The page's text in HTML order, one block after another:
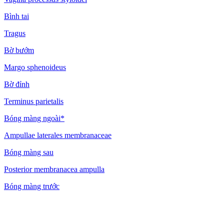
Bình tai
Tragus
Bờ bướm
Margo sphenoideus
Bờ đỉnh
Terminus parietalis
Bóng màng ngoài*
Ampullae laterales membranaceae
Bóng màng sau
Posterior membranacea ampulla
Bóng màng trước